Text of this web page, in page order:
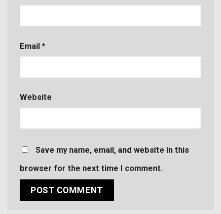
Email *
Website
Save my name, email, and website in this
browser for the next time I comment.